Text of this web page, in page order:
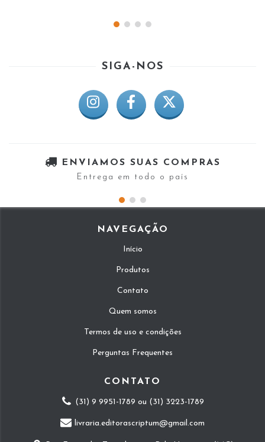
SIGA-NOS
ENVIAMOS SUAS COMPRAS
Entrega em todo o país
NAVEGAÇÃO
Início
Produtos
Contato
Quem somos
Termos de uso e condições
Perguntas Frequentes
CONTATO
(31) 9 9951-1789 ou (31) 3223-1789
livraria.editorascriptum@gmail.com